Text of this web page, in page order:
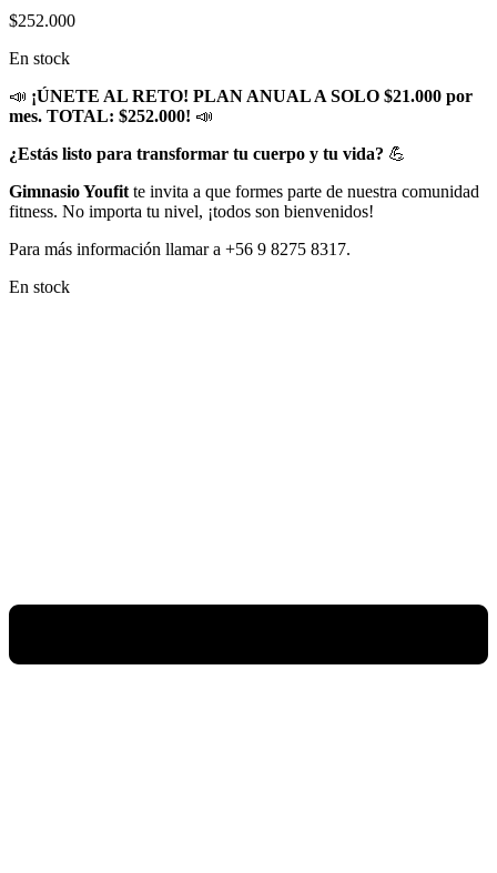
$252.000
En stock
📣 ¡ÚNETE AL RETO! PLAN ANUAL A SOLO $21.000 por
mes. TOTAL: $252.000! 📣
¿Estás listo para transformar tu cuerpo y tu vida? 💪
Gimnasio Youfit te invita a que formes parte de nuestra comunidad
fitness. No importa tu nivel, ¡todos son bienvenidos!
Para más información llamar a +56 9 8275 8317.
En stock